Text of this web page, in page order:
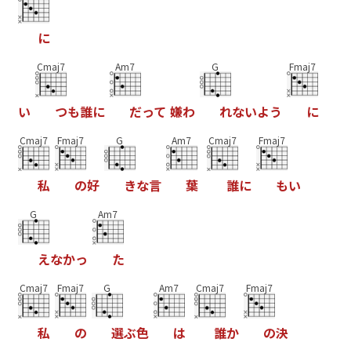
に
い
Cmaj7
つも誰に
Am7
だって 嫌わ
G
れないよう
Fmaj7
に
Cmaj7
私
Fmaj7
の好
G
きな言
Am7
葉
Cmaj7
誰に
Fmaj7
もい
G
えなかっ
Am7
た
Cmaj7
私
Fmaj7
の
G
選ぶ色
Am7
は
Cmaj7
誰か
Fmaj7
の決